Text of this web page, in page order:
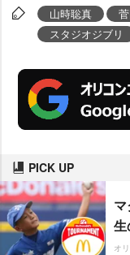
山時聡真
スタジオジブリ
PICK UP
生
オ